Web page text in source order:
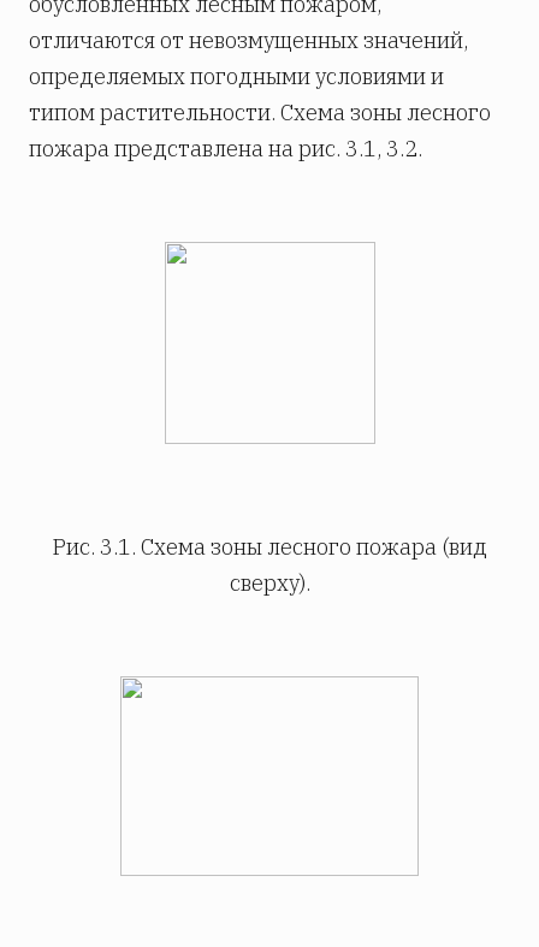
отличаются от невозмущенных значений,
определяемых погодными условиями и
типом растительности. Схема зоны лесного
пожара представлена на рис. 3.1, 3.2.
Рис. 3.1. Схема зоны лесного пожара (вид
сверху).